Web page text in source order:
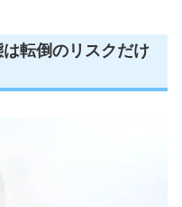
転倒のリスクだけ